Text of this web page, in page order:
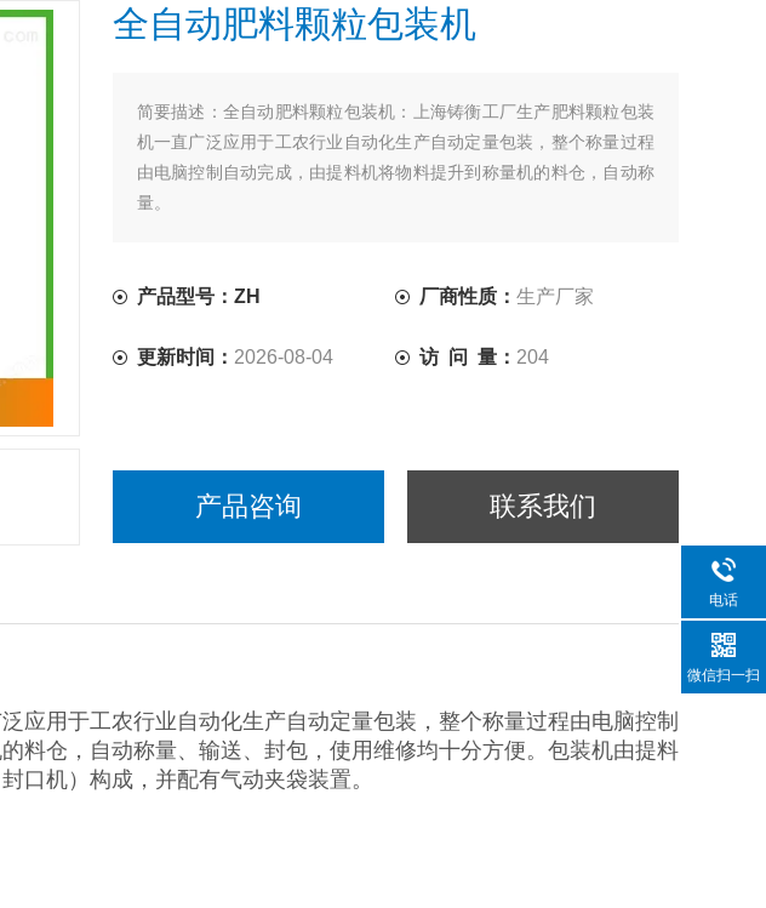
全自动肥料颗粒包装机
简要描述： 全自动肥料颗粒包装机：上海铸衡工厂生产肥料颗粒包装
机一直广泛应用于工农行业自动化生产自动定量包装，整个称量过程
由电脑控制自动完成，由提料机将物料提升到称量机的料仓，自动称
量。
产品型号：ZH 厂商性质：生产厂家
更新时间： 2026-08-04 访 问 量： 204
产品咨询 联系我们
应用于工农行业自动化生产自动定量包装，整个称量过程由电脑控制
料仓，自动称量、输送、封包，使用维修均十分方便。包装机由提料
口机）构成，并配有气动夹袋装置。
电话
微信扫一扫